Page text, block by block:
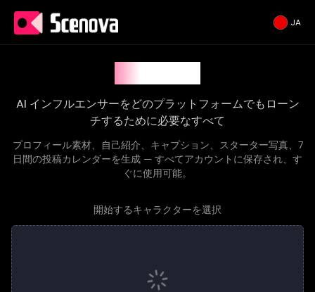
JA
AI インフルエンサーをどのプラットフォームでもローン
チするために必要なすべて
プロフィール素材、自己紹介、キャプション、スターター写真、7
日間の投稿カレンダーを生成 — すべてアカウントに保存され、す
ぐに使用可能。
開始するキャラクターを選択